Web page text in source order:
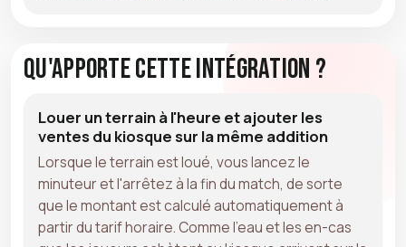
Qu'apporte cette intégration ?
Louer un terrain à l'heure et ajouter les
ventes du kiosque sur la même addition
Lorsque le terrain est loué, vous lancez le
minuteur et l'arrêtez à la fin du match, de sorte
que le montant est calculé automatiquement à
partir du tarif horaire. Comme l'eau et les en-cas